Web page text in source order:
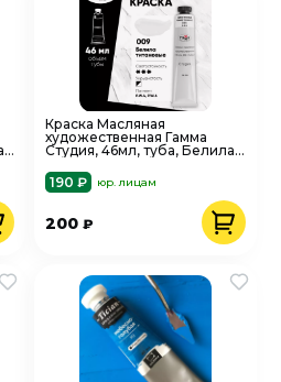
Краска Масляная
художественная Гамма
Студия, 46мл, туба, Белила
190 ₽
юр. лицам
200₽